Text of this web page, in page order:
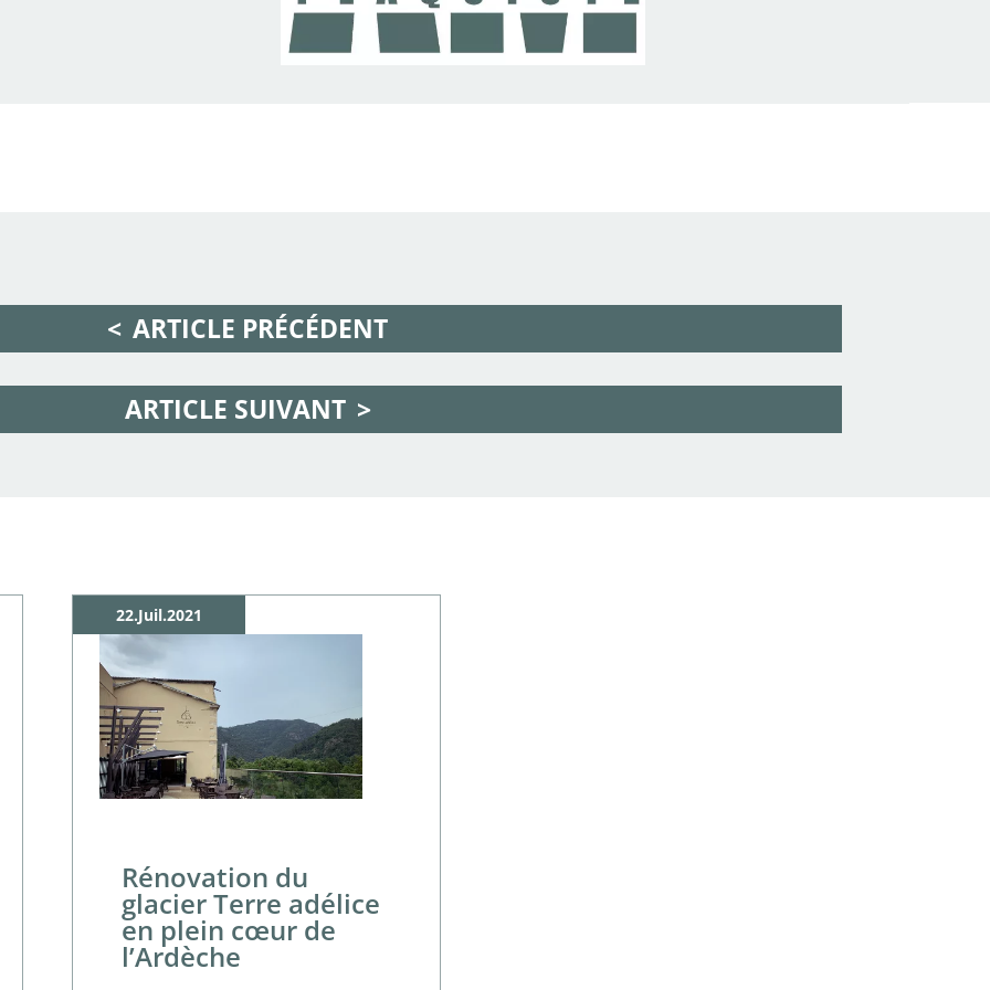
ARTICLE PRÉCÉDENT
ARTICLE SUIVANT
Rénovation du
glacier Terre adélice
en plein cœur de
l’Ardèche
22.Juil.2021